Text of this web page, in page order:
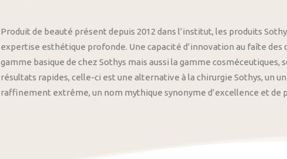
Produit de beauté présent depuis 2012 dans l’institut, les produits
expertise esthétique profonde. Une capacité d’innovation au faîte
gamme basique de chez Sothys mais aussi la gamme
résultats rapides, celle-ci est une alternative à la chirurgie Sothys, un
raffinement extrême, un nom mythique synonyme d’excellence et de